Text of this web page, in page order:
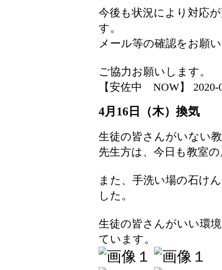
今後も状況により対応
す。
メール等の確認をお願
ご協力お願いします。
【安佐中 NOW】 2020-
4月16日（木）換気
生徒の皆さんがいない
先生方は、今日も教室
また、手洗い場の石け
した。
生徒の皆さんがいい環
ています。